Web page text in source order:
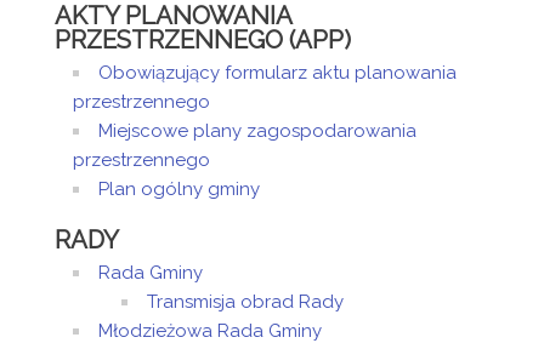
AKTY PLANOWANIA
PRZESTRZENNEGO (APP)
Obowiązujący formularz aktu planowania
przestrzennego
Miejscowe plany zagospodarowania
przestrzennego
Plan ogólny gminy
RADY
Rada Gminy
Transmisja obrad Rady
Młodzieżowa Rada Gminy